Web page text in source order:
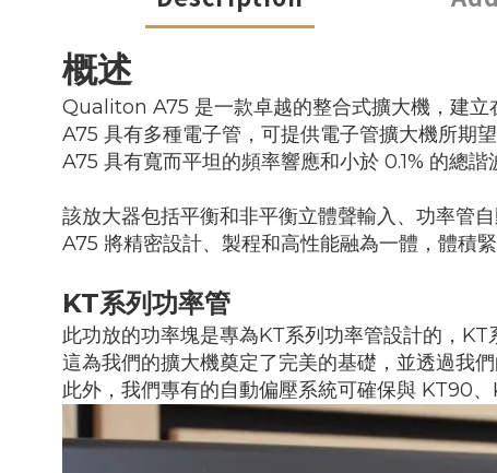
概述
Qualiton A75 是一款卓越的整合式擴大機，建立
A75 具有多種電子管，可提供電子管擴大機所期
A75 具有寬而平坦的頻率響應和小於 0.1% 的總諧
該放大器包括平衡和非平衡立體聲輸入、功率管
A75 將精密設計、製程和高性能融為一體，體積
KT系列功率管
此功放的功率塊是專為KT系列功率管設計的，KT
這為我們的擴大機奠定了完美的基礎，並透過我
此外，我們專有的自動偏壓系統可確保與 KT90